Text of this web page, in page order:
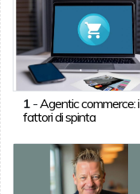
1- Agentic commerce: i
fattori di spinta